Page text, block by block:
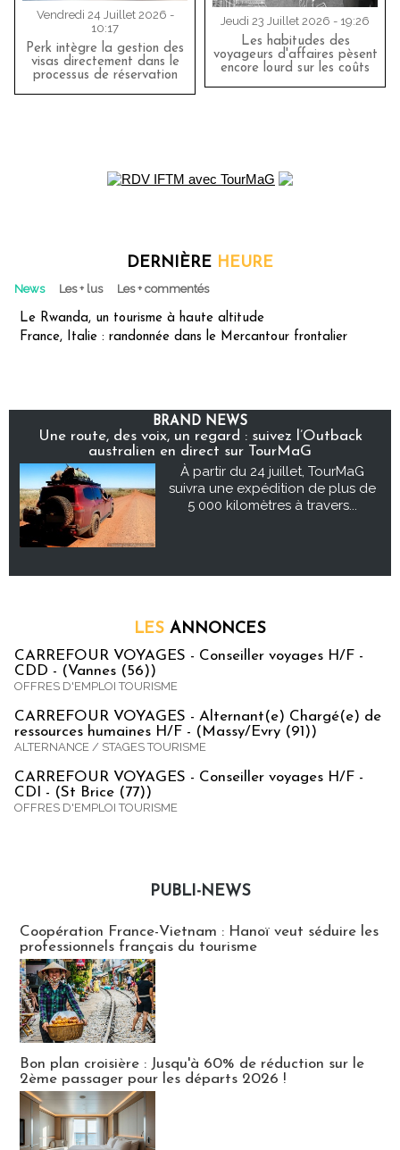
Vendredi 24 Juillet 2026 -
10:17
Perk intègre la gestion des
visas directement dans le
processus de réservation
Jeudi 23 Juillet 2026 - 19:26
Les habitudes des
voyageurs d'affaires pèsent
encore lourd sur les coûts
DERNIÈRE HEURE
News Les + lus Les + commentés
Le Rwanda, un tourisme à haute altitude
France, Italie : randonnée dans le Mercantour frontalier
BRAND NEWS
Une route, des voix, un regard : suivez l’Outback
australien en direct sur TourMaG
À partir du 24 juillet, TourMaG
suivra une expédition de plus de
5 000 kilomètres à travers...
LES ANNONCES
CARREFOUR VOYAGES - Conseiller voyages H/F -
CDD - (Vannes (56))
OFFRES D'EMPLOI TOURISME
CARREFOUR VOYAGES - Alternant(e) Chargé(e) de
ressources humaines H/F - (Massy/Evry (91))
ALTERNANCE / STAGES TOURISME
CARREFOUR VOYAGES - Conseiller voyages H/F -
CDI - (St Brice (77))
OFFRES D'EMPLOI TOURISME
PUBLI-NEWS
Coopération France-Vietnam : Hanoï veut séduire les
professionnels français du tourisme
Bon plan croisière : Jusqu'à 60% de réduction sur le
2ème passager pour les départs 2026 !